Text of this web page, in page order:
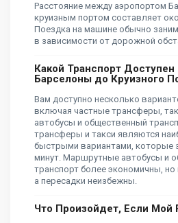
Расстояние между аэропортом
круизным портом составляет
Поездка на машине обычно
в зависимости от дорожной
Какой Транспорт
Барселоны до Круизного
Вам доступно несколько
включая частные трансферы,
автобусы и общественный
трансферы и такси являются
быстрыми вариантами, которые
минут. Маршрутные автобусы и
транспорт более экономичны,
а пересадки неизбежны.
Что Произойдет, Если Мой